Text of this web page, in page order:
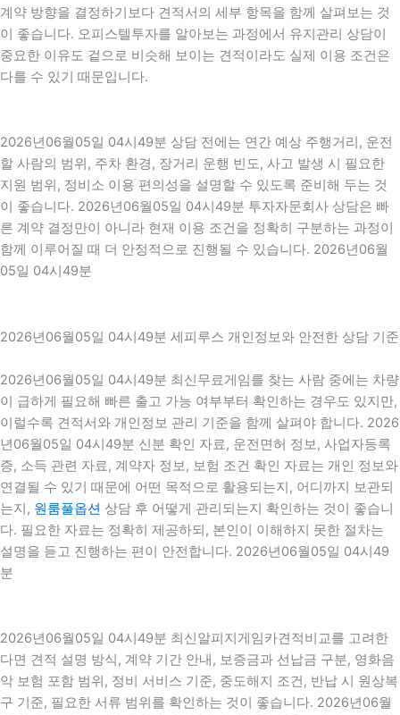
계약 방향을 결정하기보다 견적서의 세부 항목을 함께 살펴보는 것
이 좋습니다. 오피스텔투자를 알아보는 과정에서 유지관리 상담이
중요한 이유도 겉으로 비슷해 보이는 견적이라도 실제 이용 조건은
다를 수 있기 때문입니다.
2026년06월05일 04시49분 상담 전에는 연간 예상 주행거리, 운전
할 사람의 범위, 주차 환경, 장거리 운행 빈도, 사고 발생 시 필요한
지원 범위, 정비소 이용 편의성을 설명할 수 있도록 준비해 두는 것
이 좋습니다. 2026년06월05일 04시49분 투자자문회사 상담은 빠
른 계약 결정만이 아니라 현재 이용 조건을 정확히 구분하는 과정이
함께 이루어질 때 더 안정적으로 진행될 수 있습니다. 2026년06월
05일 04시49분
2026년06월05일 04시49분 세피루스 개인정보와 안전한 상담 기준
2026년06월05일 04시49분 최신무료게임를 찾는 사람 중에는 차량
이 급하게 필요해 빠른 출고 가능 여부부터 확인하는 경우도 있지만,
이럴수록 견적서와 개인정보 관리 기준을 함께 살펴야 합니다. 2026
년06월05일 04시49분 신분 확인 자료, 운전면허 정보, 사업자등록
증, 소득 관련 자료, 계약자 정보, 보험 조건 확인 자료는 개인 정보와
연결될 수 있기 때문에 어떤 목적으로 활용되는지, 어디까지 보관되
는지, 원룸풀옵션 상담 후 어떻게 관리되는지 확인하는 것이 좋습니
다. 필요한 자료는 정확히 제공하되, 본인이 이해하지 못한 절차는
설명을 듣고 진행하는 편이 안전합니다. 2026년06월05일 04시49
분
2026년06월05일 04시49분 최신알피지게임카견적비교를 고려한
다면 견적 설명 방식, 계약 기간 안내, 보증금과 선납금 구분, 영화음
악 보험 포함 범위, 정비 서비스 기준, 중도해지 조건, 반납 시 원상복
구 기준, 필요한 서류 범위를 확인하는 것이 좋습니다. 2026년06월